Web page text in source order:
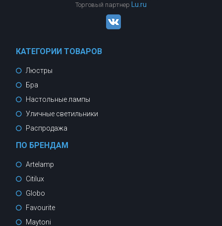
Торговый партнер Lu.ru
КАТЕГОРИИ ТОВАРОВ
Люстры
Бра
Настольные лампы
Уличные светильники
Распродажа
ПО БРЕНДАМ
Artelamp
Citilux
Globo
Favourite
Maytoni